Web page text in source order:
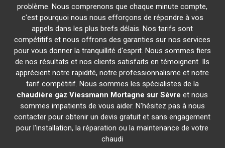
problème. Nous comprenons que chaque minute compte,
c'est pourquoi nous nous efforçons de répondre à vos
appels dans les plus brefs délais. Nos tarifs sont
compétitifs et nous offrons des garanties sur nos services
pour vous donner la tranquillité d'esprit. Nous sommes fiers
de nos résultats et nos clients satisfaits en témoignent. Ils
apprécient notre rapidité, notre professionnalisme et notre
tarif compétitif. Nous sommes les spécialistes de la
chaudière gaz Viessmann Mortagne sur Sèvre et nous
sommes impatients de vous aider. N'hésitez pas à nous
contacter pour obtenir un devis gratuit et sans engagement
pour l'installation, la réparation ou la maintenance de votre
chaudi